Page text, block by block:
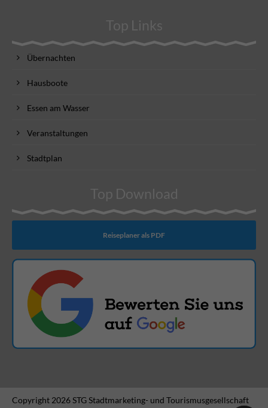
Top Links
Übernachten
Hausboote
Essen am Wasser
Veranstaltungen
Stadtplan
Top Download
Reiseplaner als PDF
Copyright 2026 STG Stadtmarketing- und Tourismusgesellschaft